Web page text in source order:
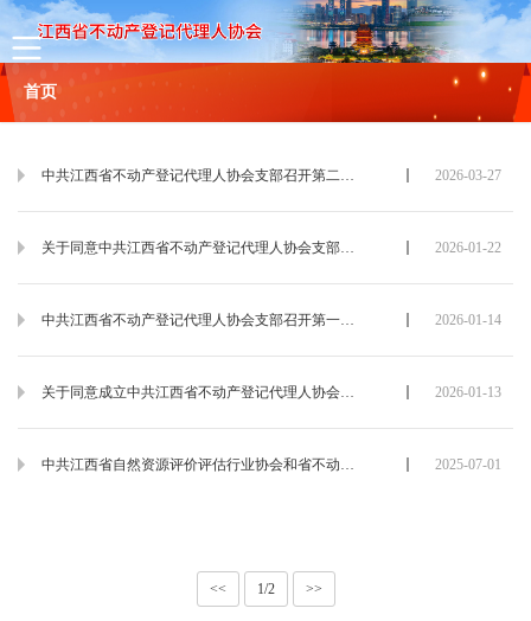
首页
协会简介 组织机构 协会章程 理事名单 联系方式
通知公告
行业动态
中共江西省不动产登记代理人协会支部召开第二次支委会 2026-03-27
关于同意中共江西省不动产登记代理人协会支部委员会选举结果的批复 2026-01-22
中共江西省不动产登记代理人协会支部召开第一次党员大会 2026-01-14
关于同意成立中共江西省不动产登记代理人协会支部委员会的批复 2026-01-13
中共江西省自然资源评价评估行业协会和省不动产登记代理人协会联合支部委员会召开“七一”党员大会暨深入贯彻中央八项规定精神学习教育专题党课 2025-07-01
<< 1/2 >>